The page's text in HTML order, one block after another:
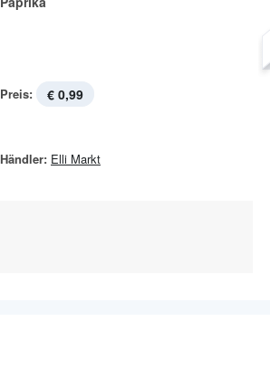
Preis: € 0,99
Händler: Elli Markt